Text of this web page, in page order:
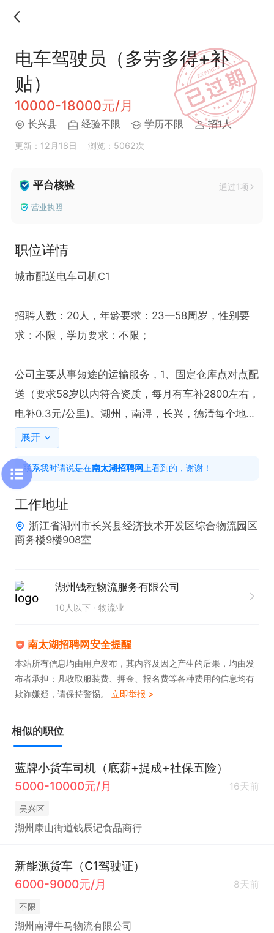
电车驾驶员（多劳多得+补
贴）
10000-18000元/月
长兴县 经验不限 学历不限 招1人
更新：12月18日 浏览：5062次
平台核验 通过1项
营业执照
职位详情
城市配送电车司机C1
招聘人数：20人，年龄要求：23—58周岁，性别要
求：不限，学历要求：不限；
公司主要从事短途的运输服务，1、固定仓库点对点配
送（要求58岁以内符合资质，每月有车补2800左右，
电补0.3元/公里)。湖州，南浔，长兴，德清每个地方
的补贴不一样，具体面谈 固定收入10000+左右  2、
成功入职签保底合同，日常收入600-800左右，多劳
多得。
要求：1、1年驾龄，C1及以上驾照 2、无不良驾驶记
劳，我们可以安排跟车培训。
展开
联系我时请说是在南太湖招聘网 上看到的，谢谢！
工作地址
浙江省湖州市长兴县经济技术开发区综合物流园区
商务楼9楼908室
湖州钱程物流服务有限公司
10人以下 物流业
南太湖招聘网安全提醒
本站所有信息均由用户发布，其内容及因之产生的后果，均由发
布者承担；凡收取服装费、押金、报名费等各种费用的信息均有
欺诈嫌疑，请保持警惕。 立即举报 >
相似的职位
蓝牌小货车司机（底薪+提成+社保五险）
5000-10000元/月
16天前
吴兴区
湖州康山街道钱辰记食品商行
新能源货车（C1驾驶证）
6000-9000元/月
8天前
不限
湖州南浔牛马物流有限公司